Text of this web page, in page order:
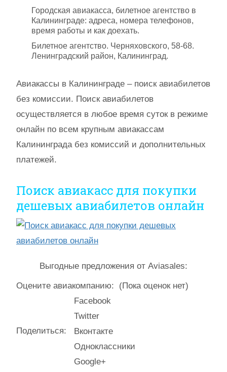
Городская авиакасса, билетное агентство в
Калининграде: адреса, номера телефонов,
время работы и как доехать.
Билетное агентство. Черняховского, 58-68.
Ленинградский район, Калининград.
Авиакассы в Калининграде – поиск авиабилетов
без комиссии. Поиск авиабилетов
осуществляется в любое время суток в режиме
онлайн по всем крупным авиакассам
Калининграда без комиссий и дополнительных
платежей.
Поиск авиакасс для покупки
дешевых авиабилетов онлайн
Выгодные предложения от Aviasales:
Оцените авиакомпанию: (Пока оценок нет)
Поделиться:
Facebook
Twitter
Вконтакте
Одноклассники
Google+